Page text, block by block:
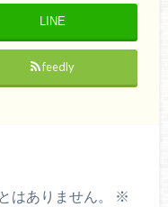
LINE
feedly
はありません。
※